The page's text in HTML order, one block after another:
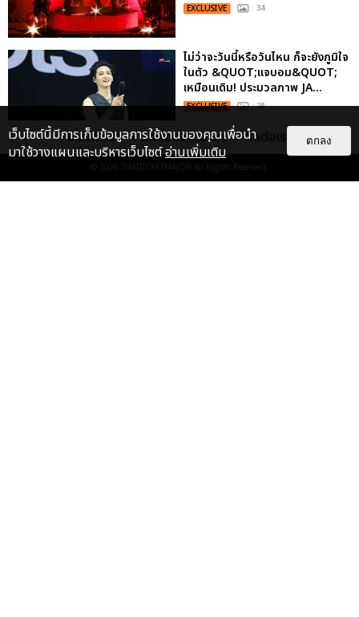
EXCLUSIVE : 34
ไม่ว่าจะวันนี้หรือวันไหน ก็จะยังภูมิใจ
ในตัว &QUOT;แจบอม&QUOT;
เหมือนเดิม! ประมวลภาพ JA...
EXCLUSIVE : 28
ประมวลภาพงาน “มีสติแล้วลูกพีช
PEACH AND ME PREMIERE
เกี่ยวกับเรา ติดต่อลงโฆษณา ติดต่อเรา
© 2026 THAITICKETMAJOR All Rights Reserved.
เว็บไซต์นี้มีการเก็บข้อมูลการใช้งานของคุณเพื่อนำ
มาใช้วางแผนและบริหารเว็บไซต์อ่านเพิ่มเติม
ตกลง